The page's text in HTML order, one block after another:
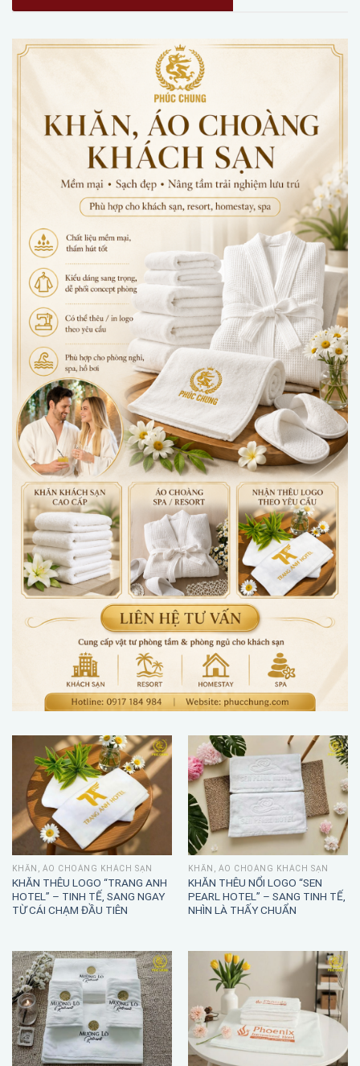
KHĂN, ÁO CHOÀNG KHÁCH SẠN
KHĂN THÊU LOGO “TRANG ANH
HOTEL” – TINH TẾ, SANG NGAY
TỪ CÁI CHẠM ĐẦU TIÊN
KHĂN, ÁO CHOÀNG KHÁCH SẠN
KHĂN THÊU NỔI LOGO “SEN
PEARL HOTEL” – SANG TINH TẾ,
NHÌN LÀ THẤY CHUẨN